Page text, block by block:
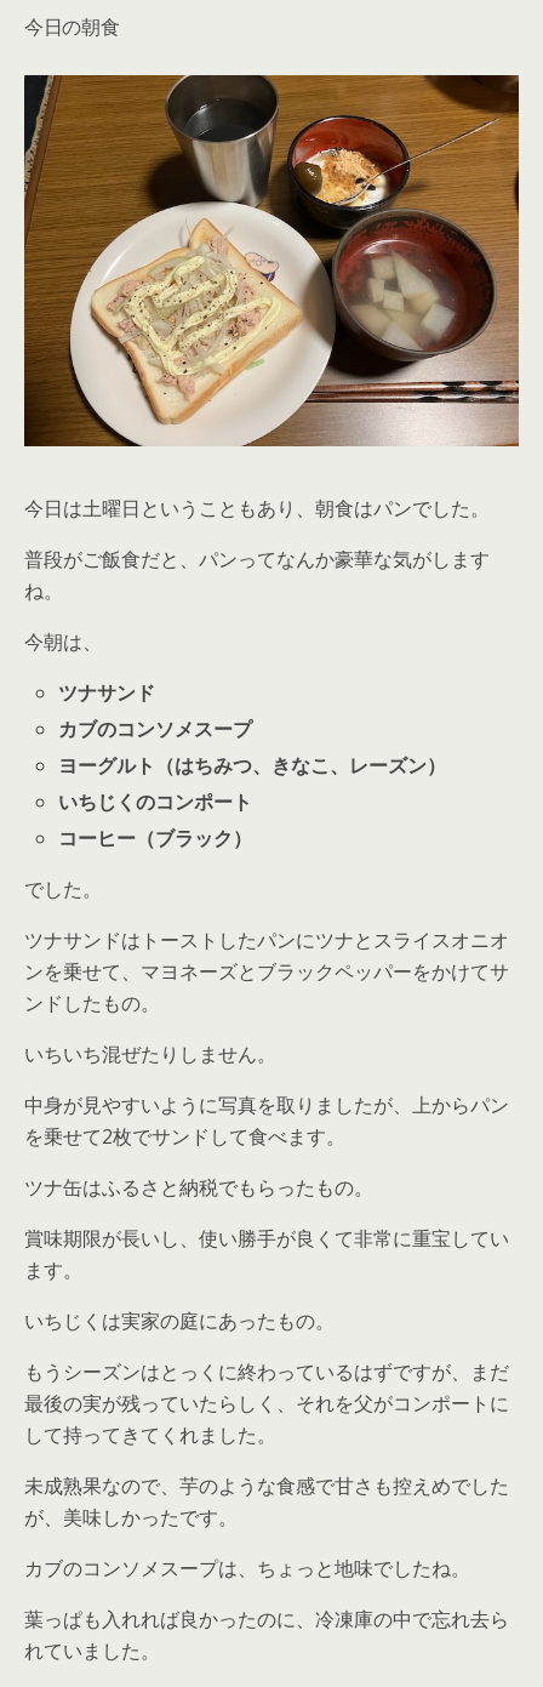
今日の朝食
今日は土曜日ということもあり、朝食はパンでした。
普段がご飯食だと、パンってなんか豪華な気がします
ね。
今朝は、
ツナサンド
カブのコンソメスープ
ヨーグルト（はちみつ、きなこ、レーズン）
いちじくのコンポート
コーヒー（ブラック）
でした。
ツナサンドはトーストしたパンにツナとスライスオニオ
ンを乗せて、マヨネーズとブラックペッパーをかけてサ
ンドしたもの。
いちいち混ぜたりしません。
中身が見やすいように写真を取りましたが、上からパン
を乗せて2枚でサンドして食べます。
ツナ缶はふるさと納税でもらったもの。
賞味期限が長いし、使い勝手が良くて非常に重宝してい
ます。
いちじくは実家の庭にあったもの。
もうシーズンはとっくに終わっているはずですが、まだ
最後の実が残っていたらしく、それを父がコンポートに
して持ってきてくれました。
未成熟果なので、芋のような食感で甘さも控えめでした
が、美味しかったです。
カブのコンソメスープは、ちょっと地味でしたね。
葉っぱも入れれば良かったのに、冷凍庫の中で忘れ去ら
れていました。